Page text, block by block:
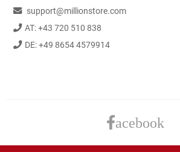
Kartoffelprodukte
Kau-/ Fruchtgummi/ Kindersüßware
support@millionstore.com
AT: +43 720 510 838
DE: +49 8654 4579914
acebook